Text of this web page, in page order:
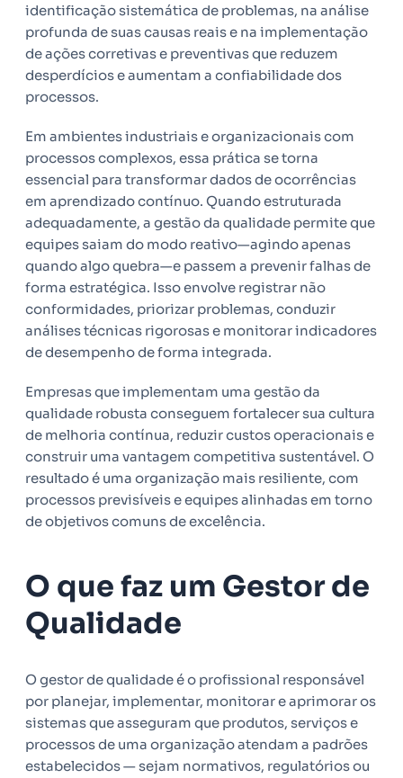
identificação sistemática de problemas, na análise
profunda de suas causas reais e na implementação
de ações corretivas e preventivas que reduzem
desperdícios e aumentam a confiabilidade dos
processos.
Em ambientes industriais e organizacionais com
processos complexos, essa prática se torna
essencial para transformar dados de ocorrências
em aprendizado contínuo. Quando estruturada
adequadamente, a gestão da qualidade permite que
equipes saiam do modo reativo—agindo apenas
quando algo quebra—e passem a prevenir falhas de
forma estratégica. Isso envolve registrar não
conformidades, priorizar problemas, conduzir
análises técnicas rigorosas e monitorar indicadores
de desempenho de forma integrada.
Empresas que implementam uma gestão da
qualidade robusta conseguem fortalecer sua cultura
de melhoria contínua, reduzir custos operacionais e
construir uma vantagem competitiva sustentável. O
resultado é uma organização mais resiliente, com
processos previsíveis e equipes alinhadas em torno
de objetivos comuns de excelência.
O que faz um Gestor de
Qualidade
O gestor de qualidade é o profissional responsável
por planejar, implementar, monitorar e aprimorar os
sistemas que asseguram que produtos, serviços e
processos de uma organização atendam a padrões
estabelecidos — sejam normativos, regulatórios ou